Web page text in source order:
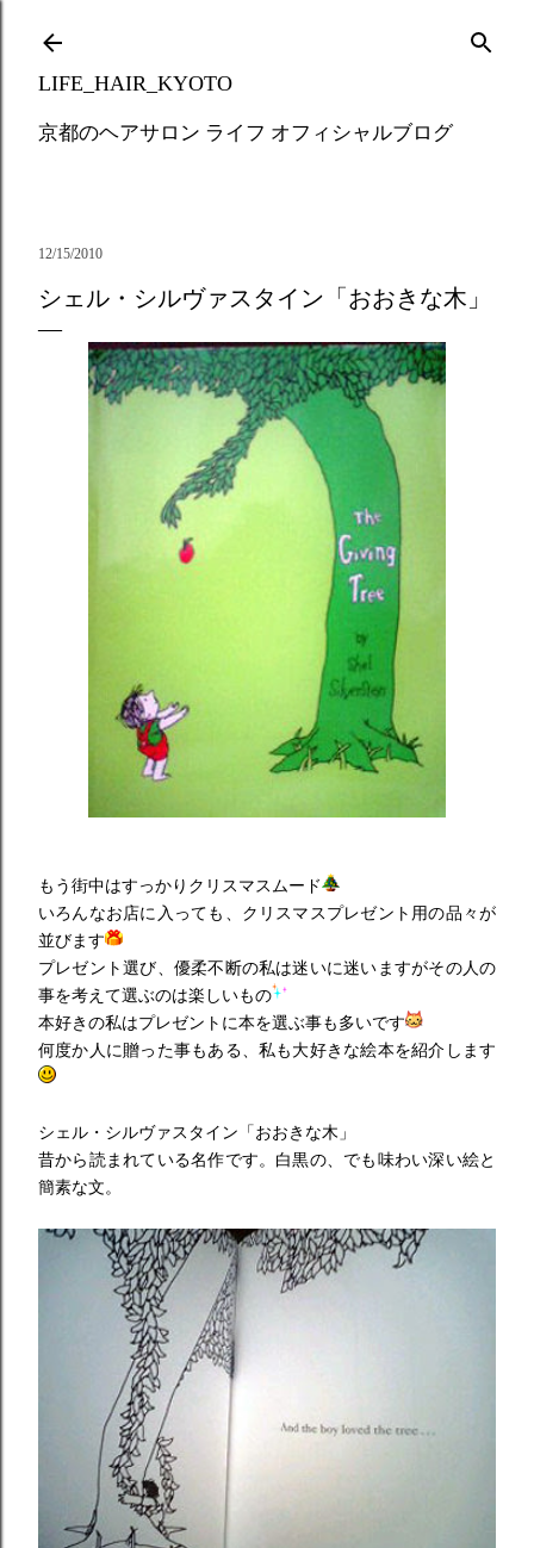
LIFE_HAIR_KYOTO
京都のヘアサロン ライフ オフィシャルブログ
12/15/2010
シェル・シルヴァスタイン「おおきな木」
もう街中はすっかりクリスマスムード
いろんなお店に入っても、クリスマスプレゼント用の品々が
並びます
プレゼント選び、優柔不断の私は迷いに迷いますがその人の
事を考えて選ぶのは楽しいもの
本好きの私はプレゼントに本を選ぶ事も多いです
何度か人に贈った事もある、私も大好きな絵本を紹介します
シェル・シルヴァスタイン「おおきな木」
昔から読まれている名作です。白黒の、でも味わい深い絵と
簡素な文。